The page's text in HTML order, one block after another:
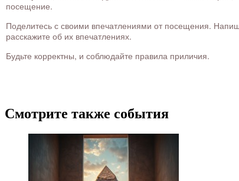
посещение.
Поделитесь с своими впечатлениями от посещения.
расскажите об их впечатлениях.
Будьте корректны, и соблюдайте правила приличия.
Смотрите также события